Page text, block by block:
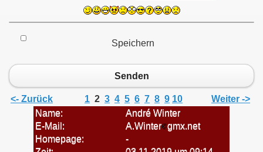
Speichern
Senden
<- Zurück 1 2 3 4 5 6 7 8 9 10
Weiter ->
Name:
André Winter
E-Mail:
A.Winter gmx.net
Homepage:
-